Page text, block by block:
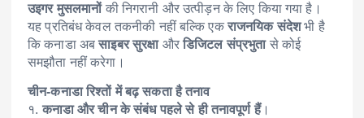
उइगर मुसलमानोंकी निगरानी और उत्पीड़न के लिए किया गया है।
यह प्रतिबंध केवल तकनीकी नहीं बल्कि एकराजनयिक संदेशभी है
कि कनाडा अबसाइबर सुरक्षाऔरडिजिटल संप्रभुतासे कोई
समझौता नहीं करेगा।
चीन-कनाडा रिश्तों में बढ़ सकता है तनाव
१.कनाडा और चीन के संबंध पहले से ही तनावपूर्ण हैं।